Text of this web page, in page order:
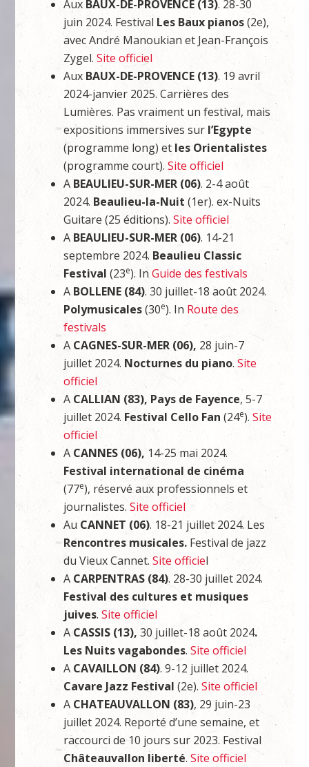
Aux BAUX-DE-PROVENCE (13). 28-30
juin 2024. Festival Les Baux pianos(2e),
avec André Manoukian et Jean-François
Zygel.Site officiel
Aux BAUX-DE-PROVENCE (13). 19 avril
2024-janvier 2025. Carrières des
Lumières. Pas vraiment un festival, mais
expositions immersives sur l’Egypte
(programme long) et les Orientalistes
(programme court).Site officiel
A BEAULIEU-SUR-MER (06). 2-4 août
2024. Beaulieu-la-Nuit (1er). ex-Nuits
Guitare (25 éditions).Site officiel
A BEAULIEU-SUR-MER (06). 14-21
septembre 2024. Beaulieu Classic
Festival (23e). InGuide des festivals
A BOLLENE (84). 30 juillet-18 août 2024.
Polymusicales(30e). In Route des
festivals
A CAGNES-SUR-MER (06), 28 juin-7
juillet 2024. Nocturnes du piano.Site
officiel
A CALLIAN (83), Pays de Fayence, 5-7
juillet 2024. Festival Cello Fan(24e).Site
officiel
A CANNES (06),14-25 mai 2024.
Festival international de cinéma
(77e), réservé aux professionnels et
journalistes.Site officiel
Au CANNET (06). 18-21 juillet 2024. Les
Rencontres musicales. Festival de jazz
du Vieux Cannet.Site officiel
A CARPENTRAS (84). 28-30 juillet 2024.
Festival des cultures et musiques
juives.Site officiel
ACASSIS (13),30 juillet-18 août 2024.
Les Nuits vagabondes.Site officiel
A CAVAILLON (84). 9-12 juillet 2024.
Cavare Jazz Festival(2e).Site officiel
A CHATEAUVALLON (83), 29 juin-23
juillet 2024. Reporté d’une semaine, et
raccourci de 10 jours sur 2023. Festival
Châteauvallon liberté.Site officiel